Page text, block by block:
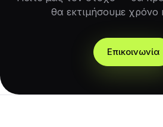
θα εκτιμήσουμε χρόνο
Επικοινωνία